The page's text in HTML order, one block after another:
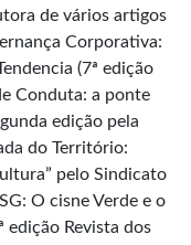
de vários artigos
Corporativa:
(7ª edição
Conduta: a ponte
edição pela
do Território:
pelo Sindicato
O cisne Verde e o
edição Revista dos